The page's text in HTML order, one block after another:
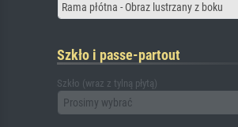
Rama płótna - Obraz lustrzany z boku
Szkło i passe-partout
Szkło (wraz z tylną płytą)
Prosimy wybrać